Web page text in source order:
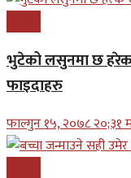
भुटेको लसुनमा छ
फाइदाहरु
फाल्गुन १५, २०७८ २०;३१